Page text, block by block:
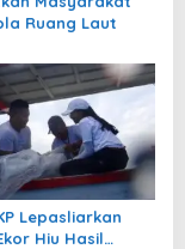
Ruang Laut
Lepasliarkan
Hiu Hasil